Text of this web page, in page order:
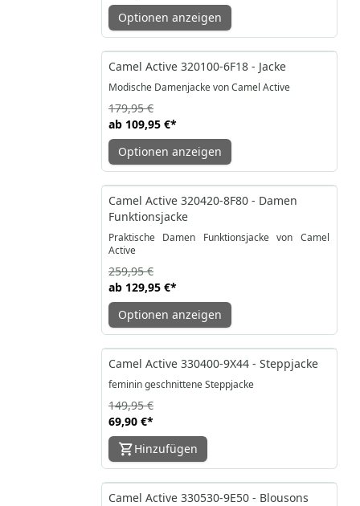
Optionen anzeigen
-39%
Camel Active 320100-6F18 - Jacke
Modische Damenjacke von Camel Active
ab 109,95 €*
179,95 €
Optionen anzeigen
-50%
Camel Active 320420-8F80 - Damen
Funktionsjacke
Praktische Damen Funktionsjacke von Camel
Active
ab 129,95 €*
259,95 €
Optionen anzeigen
-53%
Camel Active 330400-9X44 - Steppjacke
feminin geschnittene Steppjacke
69,90 €*
149,95 €
Hinzufügen
-32%
Camel Active 330530-9E50 - Blousons